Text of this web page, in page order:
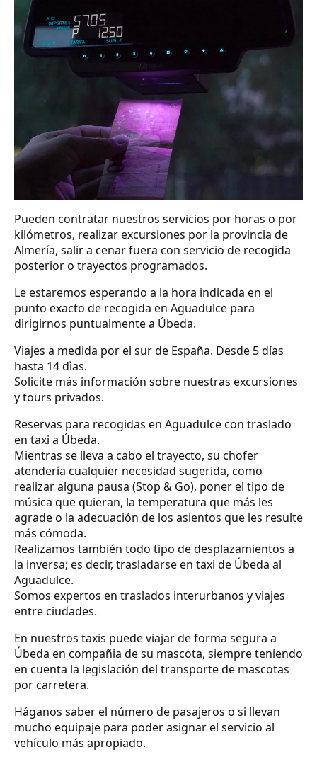
Pueden contratar nuestros servicios por horas o por
kilómetros, realizar excursiones por la provincia de
Almería, salir a cenar fuera con servicio de recogida
posterior o trayectos programados.
Le estaremos esperando a la hora indicada en el
punto exacto de recogida en Aguadulce para
dirigirnos puntualmente a Úbeda.
Viajes a medida por el sur de España. Desde 5 días
hasta 14 dìas.
Solicite más información sobre nuestras excursiones
y tours privados.
Reservas para recogidas en Aguadulce con traslado
en taxi a Úbeda.
Mientras se lleva a cabo el trayecto, su chofer
atendería cualquier necesidad sugerida, como
realizar alguna pausa (Stop & Go), poner el tipo de
música que quieran, la temperatura que más les
agrade o la adecuación de los asientos que les resulte
más cómoda.
Realizamos también todo tipo de desplazamientos a
la inversa; es decir, trasladarse en taxi de Úbeda al
Aguadulce.
Somos expertos en traslados interurbanos y viajes
entre ciudades.
En nuestros taxis puede viajar de forma segura a
Úbeda en compañia de su mascota, siempre teniendo
en cuenta la legislación del transporte de mascotas
por carretera.
Háganos saber el número de pasajeros o si llevan
mucho equipaje para poder asignar el servicio al
vehículo más apropiado.